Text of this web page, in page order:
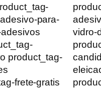
para-
product_tag-
frete-gratis
vidro-